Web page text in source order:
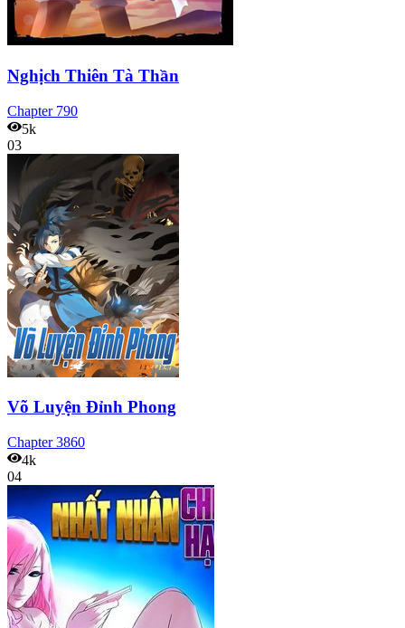
Nghịch Thiên Tà Thần
Chapter 790
5k
03
Võ Luyện Đỉnh Phong
Chapter3860
4k
04